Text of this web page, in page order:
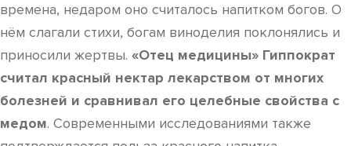
времена, недаром оно считалось напитком богов. О
нём слагали стихи, богам виноделия поклонялись и
приносили жертвы. «Отец медицины» Гиппократ
считал красный нектар лекарством от многих
болезней и сравнивал его целебные свойства с
медом. Современными исследованиями также